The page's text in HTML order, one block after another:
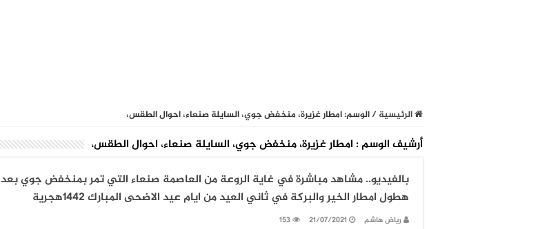
الرئيسية/الوسم:امطار غزيرة، منخفض جوي، السايلة صنعاء، احوال الطقس،
أرشيف الوسم : امطار غزيرة، منخفض جوي، السايلة صنعاء، احوال الطقس،
بالفيديو.. مشاهد مباشرة في غاية الروعة من العاصمة صنعاء التي تمر بمنخفض جوي بعد
هطول امطار الخير والبركة في ثاني العيد من ايام عيد الاضحى المبارك ١٤٤٢هجرية
رياض هاشم 21/07/2021
153